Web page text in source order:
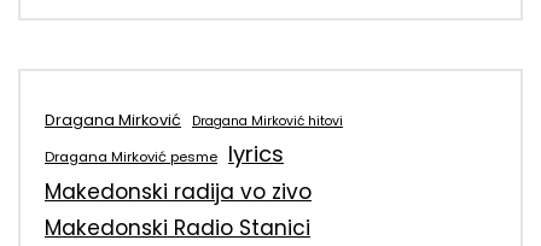
Dragana Mirković Dragana Mirković hitovi
Dragana Mirković pesme lyrics
Makedonski radija vo zivo
Makedonski Radio Stanici